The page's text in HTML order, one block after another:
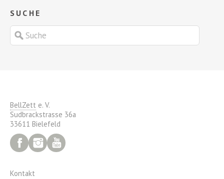
SUCHE
BellZett e. V.
Sudbrackstrasse 36a
33611 Bielefeld
FacebookInstagram
Kontakt